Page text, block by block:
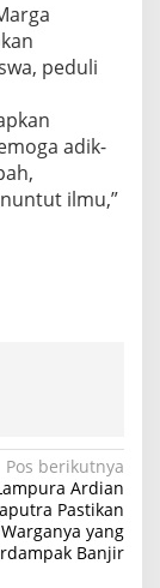
peduli
adik-
ilmu,”
Pos berikutnya
Ardian
Pastikan
yang
Banjir